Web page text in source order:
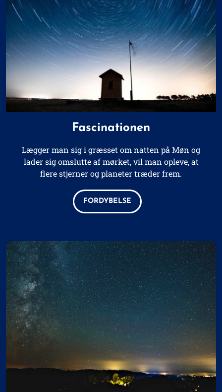
Fascinationen
Lægger man sig i græsset om natten på Møn og
lader sig omslutte af mørket, vil man opleve, at
flere stjerner og planeter træder frem.
FORDYBELSE